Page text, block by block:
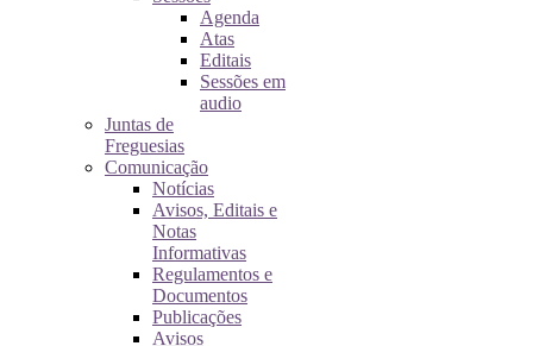
Agenda
Atas
Editais
Sessões em
audio
Juntas de
Freguesias
Comunicação
Notícias
Avisos, Editais e
Notas
Informativas
Regulamentos e
Documentos
Publicações
Avisos